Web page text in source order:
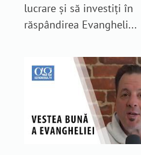
lucrare și să investiți în
răspândirea Evangheli...